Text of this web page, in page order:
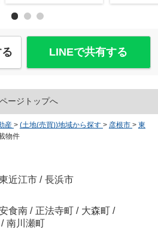
LINEで共有する
ページトップへ
産 > (土地(売買))地域から探す > 彦根市 > 東
物件
近江市 / 長浜市
食南 / 正法寺町 / 大森町 /
/ 南川瀬町